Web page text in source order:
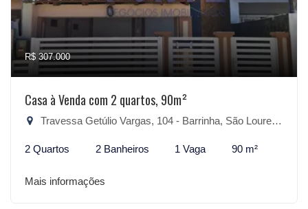
R$ 307.000
Casa à Venda com 2 quartos, 90m²
Travessa Getúlio Vargas, 104 - Barrinha, São Lourenço do Sul-RS
2 Quartos 2 Banheiros 1 Vaga 90 m²
Mais informações